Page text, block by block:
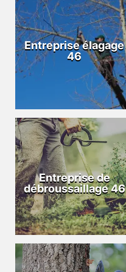
Entreprise élagage
46
Entreprise de
débroussaillage 46